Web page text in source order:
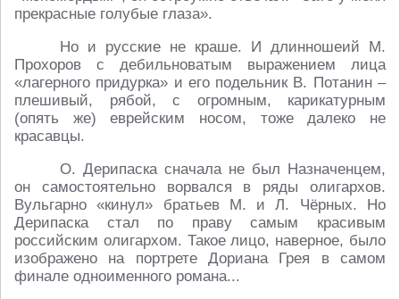
прекрасные голубые глаза».
Но и русские не краше. И длинношеий М.
Прохоров с дебильноватым выражением лица
«лагерного придурка» и его подельник В. Потанин –
плешивый, рябой, с огромным, карикатурным
(опять же) еврейским носом, тоже далеко не
красавцы.
О. Дерипаска сначала не был Назначенцем,
он самостоятельно ворвался в ряды олигархов.
Вульгарно «кинул» братьев М. и Л. Чёрных. Но
Дерипаска стал по праву самым красивым
российским олигархом. Такое лицо, наверное, было
изображено на портрете Дориана Грея в самом
финале одноименного романа...